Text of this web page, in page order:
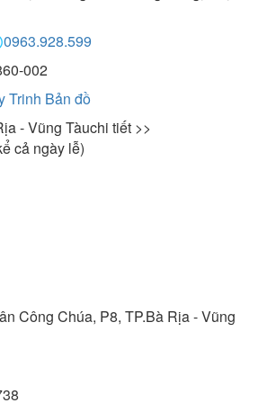
0963.928.599
002
Trinh Bản đồ
- Vũng Tàuchi tiết >>
cả ngày lễ)
Công Chúa, P8, TP.Bà Rịa - Vũng